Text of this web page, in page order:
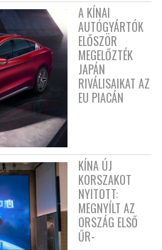
A KÍNAI
AUTÓGYÁRTÓK
ELŐSZÖR
MEGELŐZTÉK
JAPÁN
RIVÁLISAIKAT AZ
EU PIACÁN
KÍNA ÚJ
KORSZAKOT
NYITOTT:
MEGNYÍLT AZ
ORSZÁG ELSŐ
ŰR-